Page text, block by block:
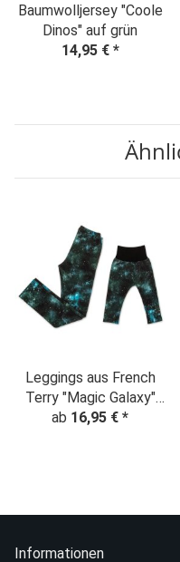
Baumwolljersey "Coole
Dinos" auf grün
14,95 € *
Leggings aus French
Terry "Magic Galaxy"
Space Weltraum
ab 16,95 € *
Informationen